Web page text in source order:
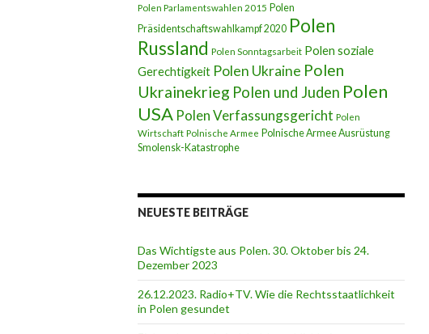
Polen Parlamentswahlen 2015 Polen
Präsidentschaftswahlkampf 2020 Polen
Russland Polen Sonntagsarbeit Polen soziale
Gerechtigkeit Polen Ukraine Polen
Ukrainekrieg Polen und Juden Polen
USA Polen Verfassungsgericht Polen
Wirtschaft Polnische Armee Polnische Armee Ausrüstung
Smolensk-Katastrophe
NEUESTE BEITRÄGE
Das Wichtigste aus Polen. 30. Oktober bis 24.
Dezember 2023
26.12.2023. Radio+TV. Wie die Rechtsstaatlichkeit
in Polen gesundet